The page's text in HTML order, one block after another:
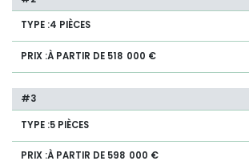
4 PIÈCES
À PARTIR DE 518 000 €
5 PIÈCES
À PARTIR DE 598 000 €